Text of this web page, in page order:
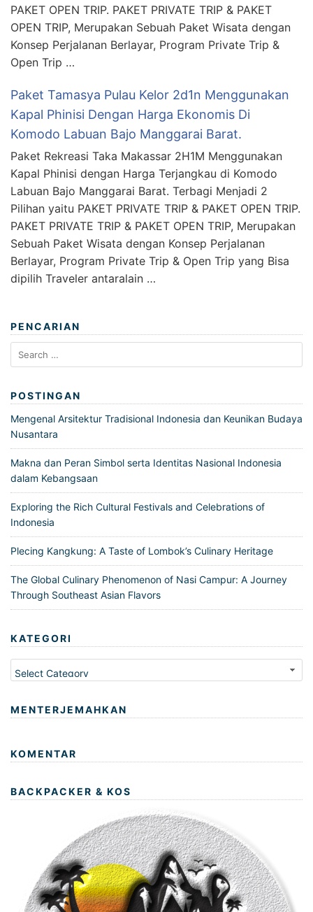
PAKET OPEN TRIP. PAKET PRIVATE TRIP & PAKET
OPEN TRIP, Merupakan Sebuah Paket Wisata dengan
Konsep Perjalanan Berlayar, Program Private Trip &
Open Trip …
Paket Tamasya Pulau Kelor 2d1n Menggunakan
Kapal Phinisi Dengan Harga Ekonomis Di
Komodo Labuan Bajo Manggarai Barat.
Paket Rekreasi Taka Makassar 2H1M Menggunakan
Kapal Phinisi dengan Harga Terjangkau di Komodo
Labuan Bajo Manggarai Barat. Terbagi Menjadi 2
Pilihan yaitu PAKET PRIVATE TRIP & PAKET OPEN TRIP.
PAKET PRIVATE TRIP & PAKET OPEN TRIP, Merupakan
Sebuah Paket Wisata dengan Konsep Perjalanan
Berlayar, Program Private Trip & Open Trip yang Bisa
dipilih Traveler antaralain …
PENCARIAN
Search
for:
POSTINGAN
Mengenal Arsitektur Tradisional Indonesia dan Keunikan Budaya
Nusantara
Makna dan Peran Simbol serta Identitas Nasional Indonesia
dalam Kebangsaan
Exploring the Rich Cultural Festivals and Celebrations of
Indonesia
Plecing Kangkung: A Taste of Lombok’s Culinary Heritage
The Global Culinary Phenomenon of Nasi Campur: A Journey
Through Southeast Asian Flavors
KATEGORI
Kategori
MENTERJEMAHKAN
KOMENTAR
BACKPACKER & KOS